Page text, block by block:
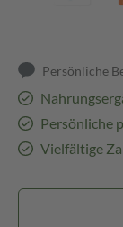
Persönliche
Persönliche
Vielfältige